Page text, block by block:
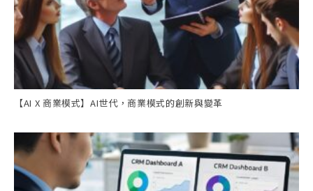
【AI X 商業模式】AI世代，商業模式的創新與變革